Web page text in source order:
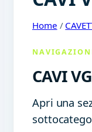
Home /
CAVI
Apri una